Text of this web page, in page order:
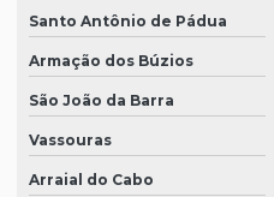
Santo Antônio de Pádua
Armação dos Búzios
São João da Barra
Vassouras
Arraial do Cabo